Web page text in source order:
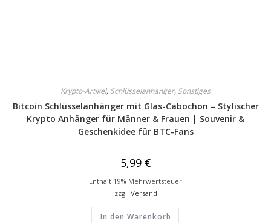
Krypto-Artikel, Schlüsselanhänger, Sonstiges
Bitcoin Schlüsselanhänger mit Glas-Cabochon – Stylischer
Krypto Anhänger für Männer & Frauen | Souvenir &
Geschenkidee für BTC-Fans
5,99 €
Enthält 19% Mehrwertsteuer
zzgl. Versand
In den Warenkorb